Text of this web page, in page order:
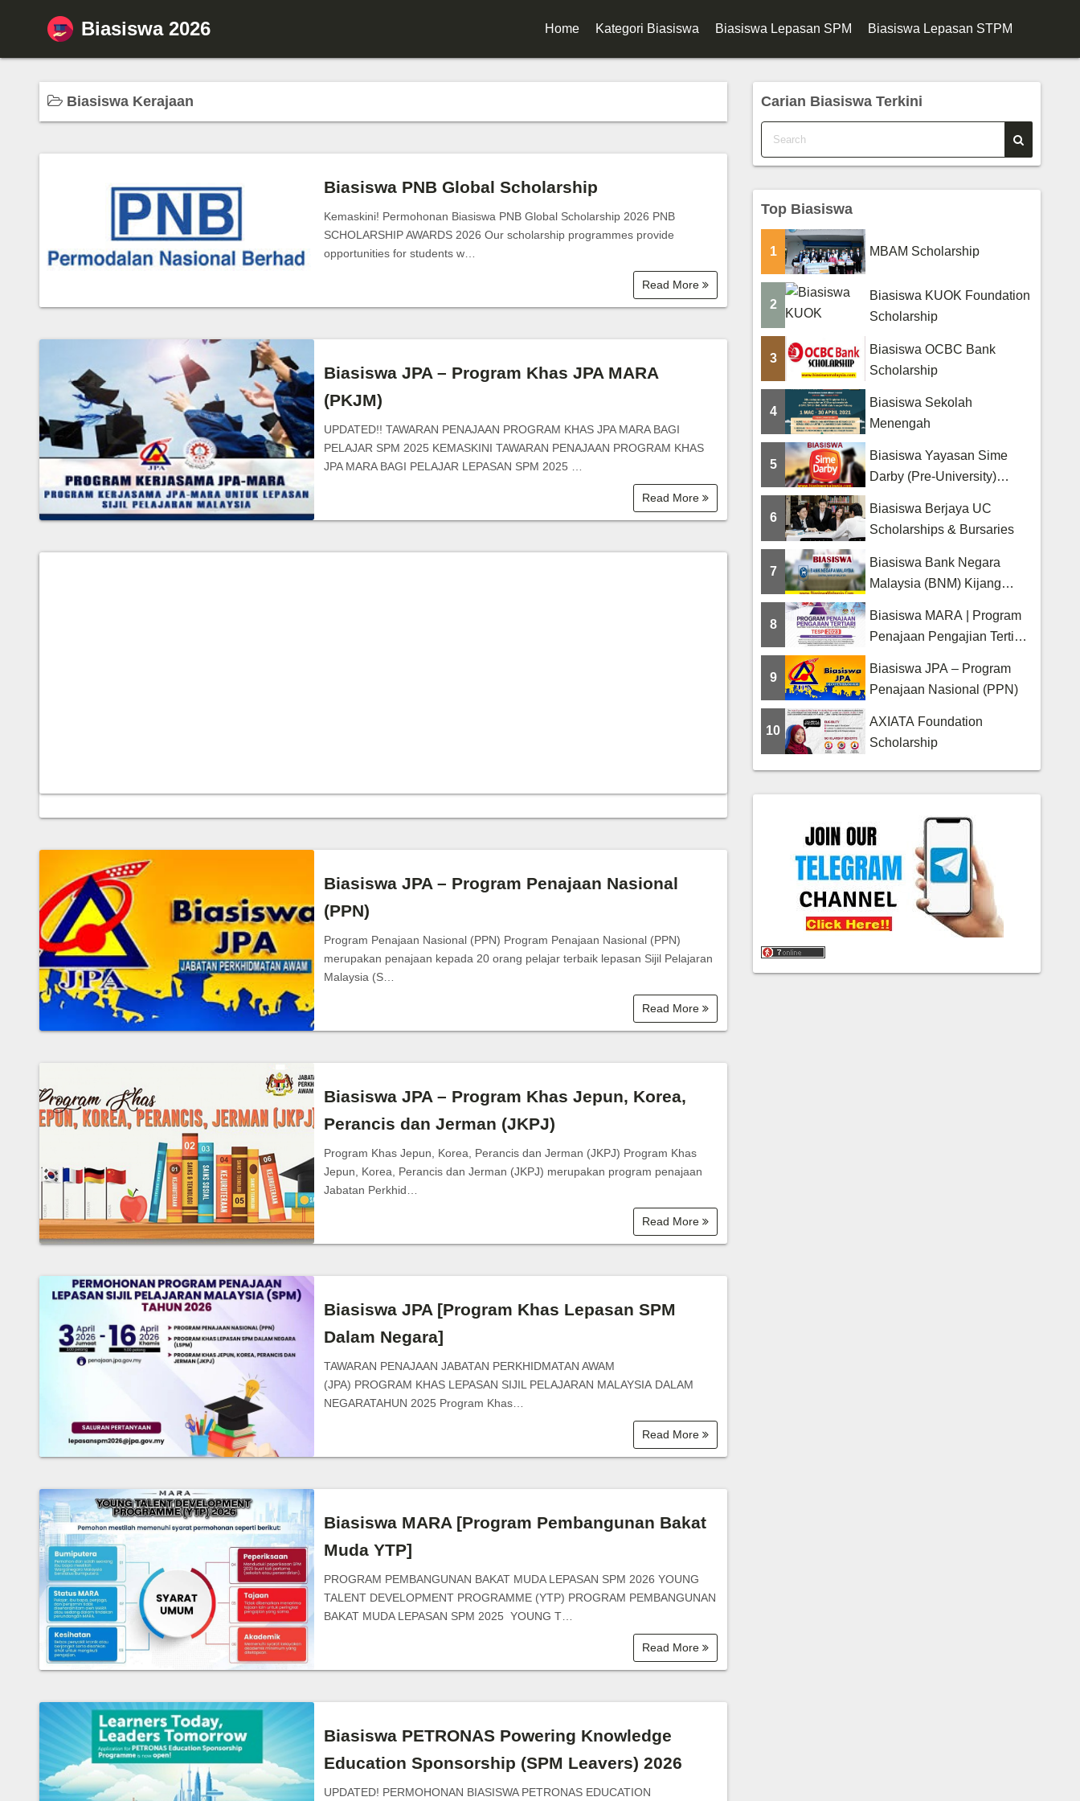
Biasiswa 2026 Home Kategori Biasiswa
Biasiswa Diploma
Biasiswa Master
Biasiswa Lepasan SPM Biasiswa Lepasan STPM
Biasiswa Kerajaan
Biasiswa PNB Global Scholarship
Kemaskini! Permohonan Biasiswa PNB Global Scholarship 2026 PNB
SCHOLARSHIP AWARDS 2026 Our scholarship programmes provide
opportunities for students w…
Read More
Biasiswa JPA – Program Khas JPA MARA
(PKJM)
UPDATED!! TAWARAN PENAJAAN PROGRAM KHAS JPA MARA BAGI
PELAJAR SPM 2025 KEMASKINI TAWARAN PENAJAAN PROGRAM KHAS
JPA MARA BAGI PELAJAR LEPASAN SPM 2025 …
Read More
Biasiswa JPA – Program Penajaan Nasional
(PPN)
Program Penajaan Nasional (PPN) Program Penajaan Nasional (PPN)
merupakan penajaan kepada 20 orang pelajar terbaik lepasan Sijil Pelajaran
Malaysia (S…
Read More
Biasiswa JPA – Program Khas Jepun, Korea,
Perancis dan Jerman (JKPJ)
Program Khas Jepun, Korea, Perancis dan Jerman (JKPJ) Program Khas
Jepun, Korea, Perancis dan Jerman (JKPJ) merupakan program penajaan
Jabatan Perkhid…
Read More
Biasiswa JPA [Program Khas Lepasan SPM
Dalam Negara]
TAWARAN PENAJAAN JABATAN PERKHIDMATAN AWAM
(JPA) PROGRAM KHAS LEPASAN SIJIL PELAJARAN MALAYSIA DALAM
NEGARATAHUN 2025 Program Khas…
Read More
Biasiswa MARA [Program Pembangunan Bakat
Muda YTP]
PROGRAM PEMBANGUNAN BAKAT MUDA LEPASAN SPM 2026 YOUNG
TALENT DEVELOPMENT PROGRAMME (YTP) PROGRAM PEMBANGUNAN
BAKAT MUDA LEPASAN SPM 2025 YOUNG T…
Read More
Biasiswa PETRONAS Powering Knowledge
Education Sponsorship (SPM Leavers) 2026
UPDATED! PERMOHONAN BIASISWA PETRONAS EDUCATION
Carian Biasiswa Terkini
Top Biasiswa
1 MBAM Scholarship
2
Biasiswa KUOK Foundation
Scholarship
3
Biasiswa OCBC Bank
Scholarship
4
Biasiswa Sekolah
Menengah
5
Biasiswa Yayasan Sime
Darby (Pre-University)
6
Biasiswa Berjaya UC
Scholarships & Bursaries
7
Biasiswa Bank Negara
Malaysia (BNM) Kijang
8
Biasiswa MARA | Program
Penajaan Pengajian Tertiari
9
Biasiswa JPA – Program
Penajaan Nasional (PPN)
10
AXIATA Foundation
Scholarship